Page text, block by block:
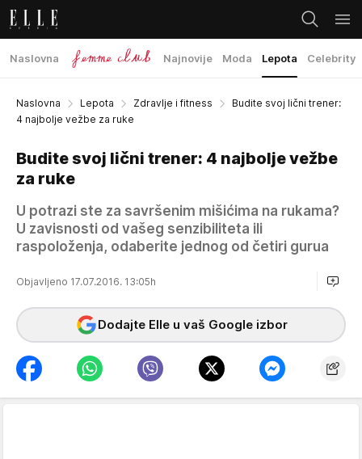
Naslovna Najnovije Moda Lepota Celebrity
Naslovna Lepota Zdravlje i fitness
Budite svoj lični trener:
4 najbolje vežbe za ruke
Budite svoj lični trener: 4 najbolje vežbe
za ruke
U potrazi ste za savršenim mišićima na rukama?
U zavisnosti od vašeg senzibiliteta ili
raspoloženja, odaberite jednog od četiri gurua
Objavljeno 17.07.2016. 13:05h
Dodajte Elle u vaš Google izbor